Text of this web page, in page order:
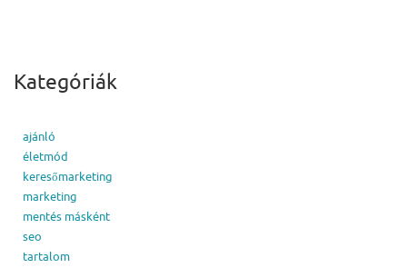
Kategóriák
ajánló
életmód
keresőmarketing
marketing
mentés másként
seo
tartalom